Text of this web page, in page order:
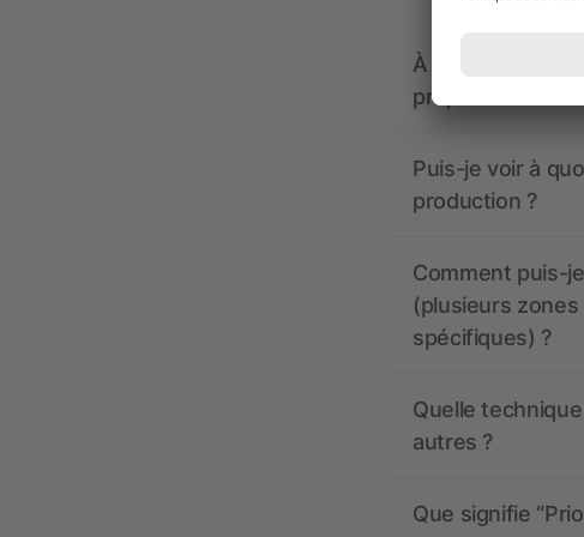
À quoi doivent
propose-t-il un
Puis-je voir à
production ?
Comment puis-
(plusieurs
spécifiques) ?
Quelle
autres ?
Que signifie